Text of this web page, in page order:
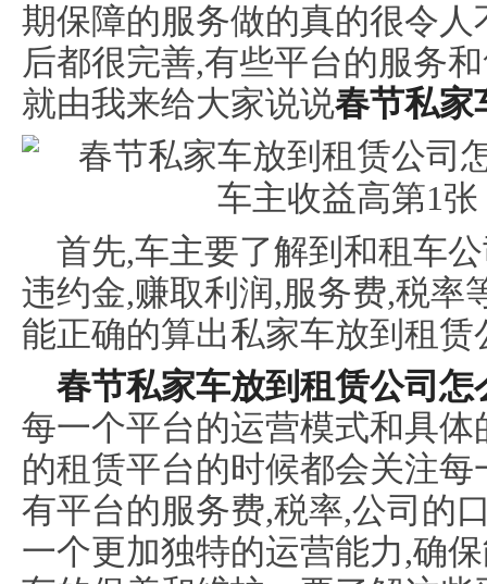
期保障的服务做的真的很令
后都很完善,有些平台的服务
就由我来给大家说说春节私家
首先,车主要了解到和租车
违约金,赚取利润,服务费,税率
能正确的算出私家车放到租赁
春节私家车放到租赁公司怎
每一个平台的运营模式和具
的租赁平台的时候都会关注
有平台的服务费,税率,公司的
一个更加独特的运营能力,确